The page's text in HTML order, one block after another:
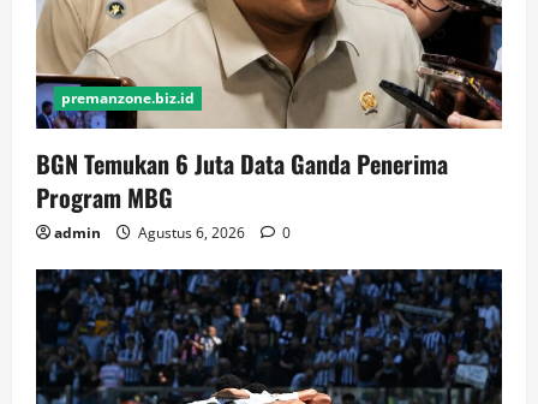
premanzone.biz.id
BGN Temukan 6 Juta Data Ganda Penerima
Program MBG
admin Agustus 6, 2026 0